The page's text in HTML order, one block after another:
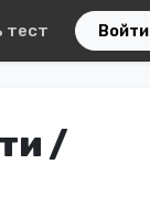
тест Войти
/